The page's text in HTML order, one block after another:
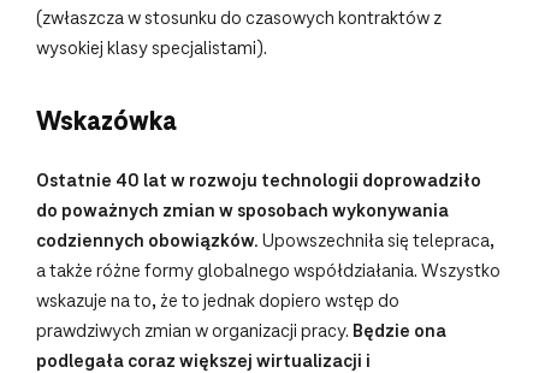
(zwłaszcza w stosunku do czasowych kontraktów z
wysokiej klasy specjalistami).
Wskazówka
Ostatnie 40 lat w rozwoju technologii doprowadziło
do poważnych zmian w sposobach wykonywania
codziennych obowiązków. Upowszechniła się telepraca,
a także różne formy globalnego współdziałania. Wszystko
wskazuje na to, że to jednak dopiero wstęp do
prawdziwych zmian w organizacji pracy. Będzie ona
podlegała coraz większej wirtualizacji i